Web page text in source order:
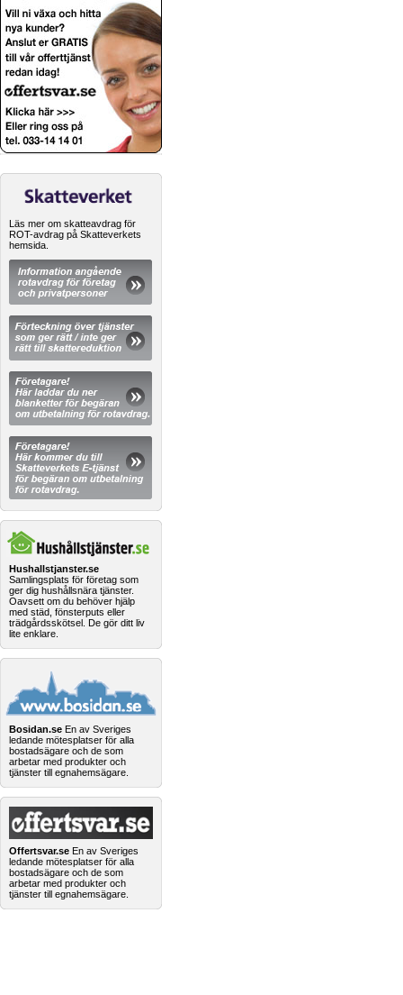
Läs mer om skatteavdrag för
ROT-avdrag på Skatteverkets
hemsida.
Hushallstjanster.se
Samlingsplats för företag som
ger dig hushållsnära tjänster.
Oavsett om du behöver hjälp
med städ, fönsterputs eller
trädgårdsskötsel. De gör ditt liv
lite enklare.
Bosidan.se En av Sveriges
ledande mötesplatser för alla
bostadsägare och de som
arbetar med produkter och
tjänster till egnahemsägare.
Offertsvar.se En av Sveriges
ledande mötesplatser för alla
bostadsägare och de som
arbetar med produkter och
tjänster till egnahemsägare.